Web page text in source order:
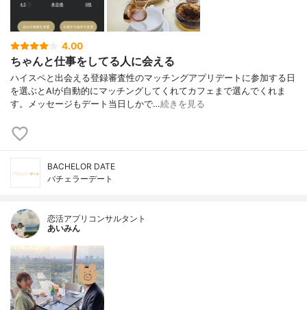
4.00
ちゃんと仕事をしてる人に会える
ハイスペと出会える登録審査性のマッチングアプリデートに参加する日
を選ぶとAIが自動的にマッチングしてくれてカフェまで選んでくれま
す。メッセージもデート当日しかで…続きを見る
BACHELOR DATE
バチェラーデート
恋活アプリコンサルタント
あいみん